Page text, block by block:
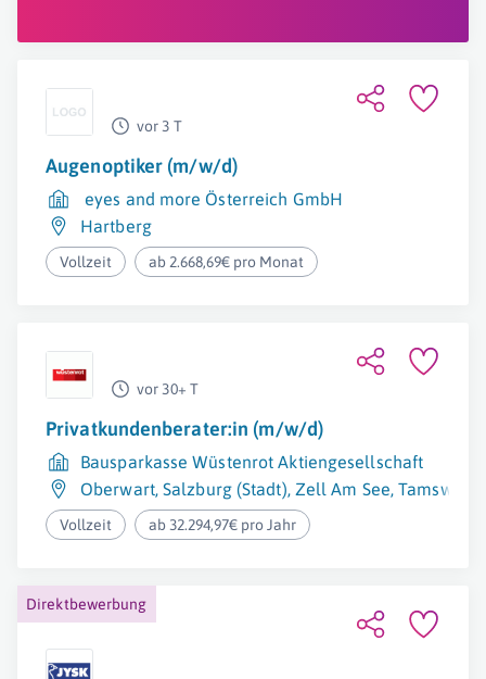
vor 3 T
Augenoptiker (m/w/d)
eyes and more Österreich GmbH
Hartberg
Vollzeit ab 2.668,69€ pro Monat
vor 30+ T
Privatkundenberater:in (m/w/d)
Bausparkasse Wüstenrot Aktiengesellschaft
Oberwart,Salzburg (Stadt), Zell Am See,Tamsweg
Vollzeit ab 32.294,97€ pro Jahr
Direktbewerbung